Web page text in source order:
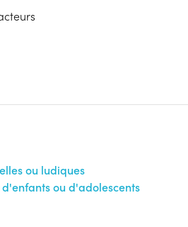
ou ludiques
ou d'adolescents